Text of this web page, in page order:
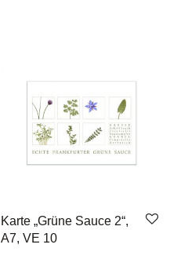
Karte „Grüne Sauce 2“,
A7, VE 10